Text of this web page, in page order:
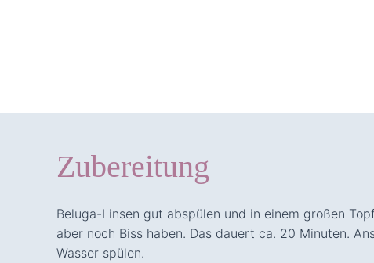
Zubereitung
Beluga-Linsen gut abspülen und in einem großen
aber noch Biss haben. Das dauert ca. 20 Minuten.
Wasser spülen.